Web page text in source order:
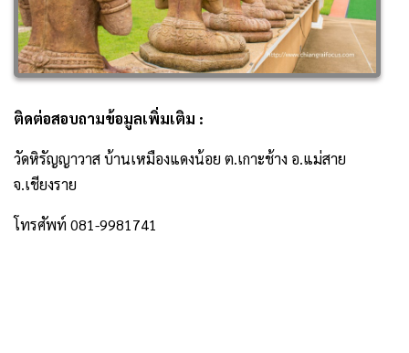
ติดต่อสอบถามข้อมูลเพิ่มเติม :
วัดหิรัญญาวาส บ้านเหมืองแดงน้อย ต.เกาะช้าง อ.แม่สาย
จ.เชียงราย
โทรศัพท์ 081-9981741